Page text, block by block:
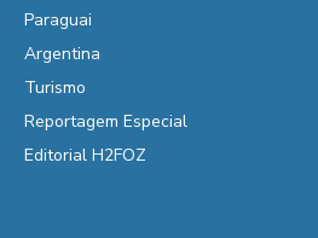
Paraguai
Argentina
Turismo
Reportagem Especial
Editorial H2FOZ